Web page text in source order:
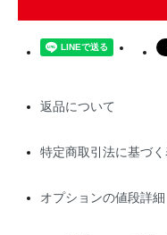
返品について
特定商取引法に基づ
オプションの値段詳細